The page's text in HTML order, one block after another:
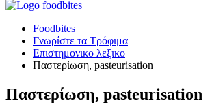
Foodbites
Γνωρίστε τα Τρόφιμα
Επιστημονικο λεξικο
Παστερίωση, pasteurisation
Παστερίωση, pasteurisation